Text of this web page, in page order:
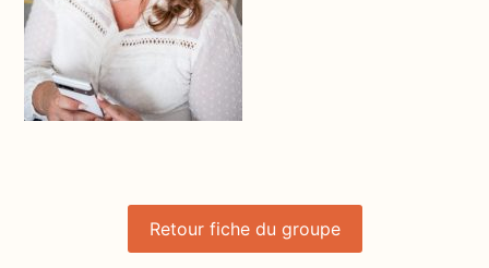
Retour fiche du groupe